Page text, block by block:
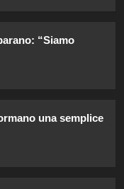
con il
haters dopo la foto
“Siamo
una semplice